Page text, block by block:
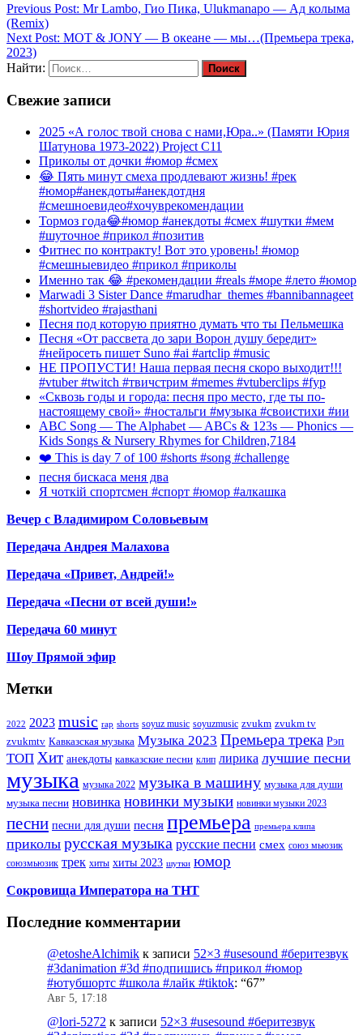
Previous Post: Mr Lambo, Гио Пика, Ulukmanapo — Ад колыма
(Remix)
Next Post: МОТ & JONY — В океане — мы…(Премьера трека,
2023)
Найти:
Свежие записи
2025 «А голос твой снова с нами,Юра..» (Памяти Юрия
Шатунова 1973-2022) Project C11
Приколы от дочки #юмор #смех
😂 Пять минут смеха продлевают жизнь! #рек
#юмор#анекдоты#анекдотдня
#смешноевидео#хочуврекомендации
Тормоз года😂#юмор #анекдоты #смех #шутки #мем
#шуточное #прикол #позитив
Фитнес по контракту! Вот это уровень! #юмор
#смешныевидео #прикол #приколы
Именно так 😂 #рекомендации #reals #море #лето #юмор
Marwadi 3 Sister Dance #marudhar_themes #bannibannageet
#shortvideo #rajasthani
Песня под которую приятно думать что ты Пельмешка
Песня «От рассвета до зари Ворон душу бередит»
#нейросеть пишет Suno #ai #artclip #music
НЕ ПРОПУСТИ! Наша первая песня скоро выходит!!!
#vtuber #twitch #твичстрим #memes #vtuberclips #fyp
«Сквозь годы и города: песня про место, где ты по-
настоящему свой» #ностальги #музыка #своистихи #ии
ABC Song — The Alphabet — ABCs & 123s — Phonics —
Kids Songs & Nursery Rhymes for Children,7184
❤️ This is day 7 of 100 #shorts #song #challenge
песня бискаса меня два
Я чоткій спортсмен #спорт #юмор #алкашка
Вечер с Владимиром Соловьевым
Передача Андрея Малахова
Передача «Привет, Андрей!»
Передача «Песни от всей души!»
Передача 60 минут
Шоу Прямой эфир
Метки
2022 2023 music rap shorts soyuz music soyuzmusic zvukm zvukm tv
zvukmtv Кавказская музыка Музыка 2023 Премьера трека Рэп
ТОП Хит анекдоты кавказские песни клип лирика лучшие песни
музыка музыка 2022 музыка в машину музыка для души
музыка песни новинка новинки музыки новинки музыки 2023
песни песни для души песня премьера премьера клипа
приколы русская музыка русские песни смех союз мьюзик
союзмьюзик трек хиты хиты 2023 шутки юмор
Сокровища Императора на ТНТ
Последние комментарии
@etosheAlchimik к записи 52×3 #usesound #беритезвук
#3danimation #3d #подпишись #прикол #юмор
#ютубшортс #школа #лайк #tiktok: “67”
Авг 5, 17:18
@lori-5272 к записи 52×3 #usesound #беритезвук